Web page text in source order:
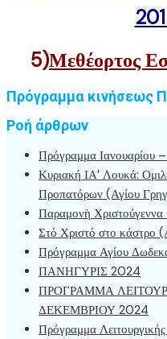
5)Μεθέορτος
Πρόγραμμα κινήσεως
Ροή άρθρων
Πρόγραμμα Ιανουαρίου
Κυριακή ΙΑ’ Λουκά:
Προπατόρων (Αγίου
Παραμονὴ
Στό Χριστό στο κάστρο
Πρόγραμμα Αγίου
ΠΑΝΗΓΥΡΙΣ 2024
ΠΡΟΓΡΑΜΜΑ
ΔΕΚΕΜΒΡΙΟΥ 2024
Πρόγραμμα